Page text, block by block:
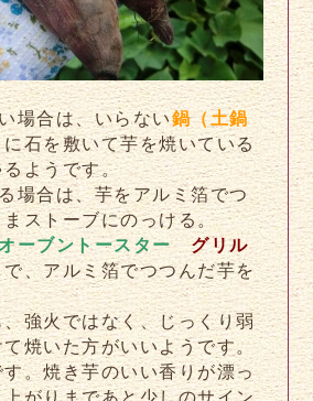
場合は、いらない鍋（土鍋
に石を敷いて芋を焼いている
ようです。
場合は、芋をアルミ箔でつ
ストーブにのっける。
ーブントースター
グリル
、アルミ箔でつつんだ芋を
強火ではなく、じっくり弱
焼いた方がいいようです。
。焼き芋のいい香りが漂っ